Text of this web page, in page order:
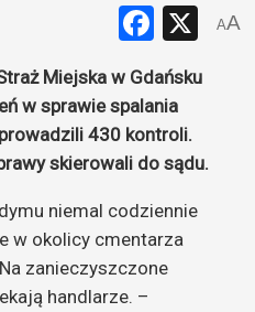
X
AA
Miejska w Gdańsku
w sprawie spalania
430 kontroli.
skierowali do sądu.
niemal codziennie
w okolicy cmentarza
zanieczyszczone
handlarze. –